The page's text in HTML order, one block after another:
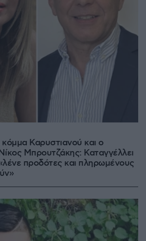
κόμμα Καρυστιανού και ο
Μπρουτζάκης: Καταγγέλλει
προδότες και πληρωμένους